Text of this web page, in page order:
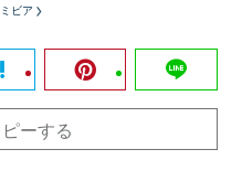
ビア
ーする